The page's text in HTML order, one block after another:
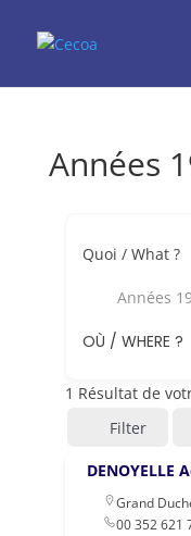
Années
Quoi / What ?
Années
OÙ / WHERE ?
1 Résultat de
Filter
DENOYELLE
Grand
00 352 621